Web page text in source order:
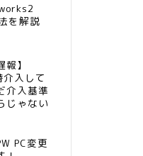
を解説
】
入して
介入基準
じゃない
PC変更